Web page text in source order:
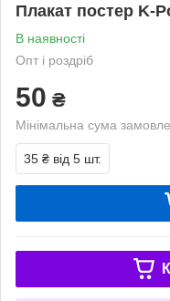
Плакат постер K-
В наявності
Опт і роздріб
50 ₴
Мінімальна сума
35 ₴ від 5 шт.